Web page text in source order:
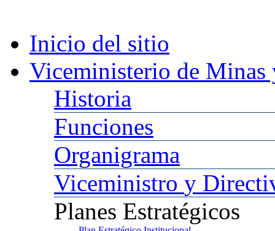
Inicio del sitio
Viceministerio de Minas
Historia
Funciones
Organigrama
Viceministro y
Planes Estratégicos